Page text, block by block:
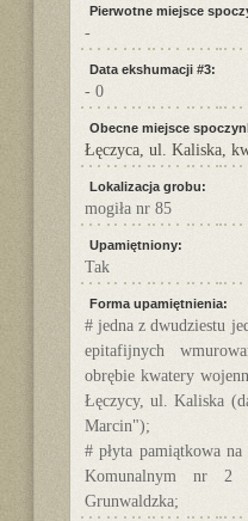
Pierwotne miejsce
-
Data ekshumacji #3:
- 0
Obecne miejsce
Łęczyca, ul. Kaliska,
Lokalizacja grobu:
mogiła nr 85
Upamiętniony:
Tak
Forma upamiętnienia:
# jedna z dwudziestu
epitafijnych
obrębie kwatery
Łęczycy, ul. Kaliska
Marcin");
# płyta pamiątkowa
Komunalnym nr 2
Grunwaldzka;